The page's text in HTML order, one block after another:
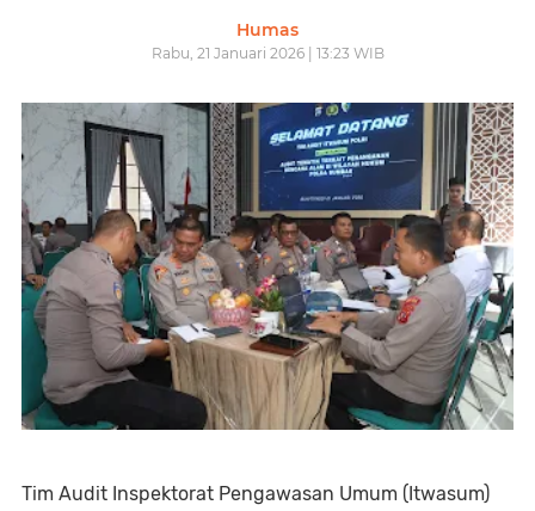
Humas
Rabu, 21 Januari 2026 | 13:23 WIB
Tim Audit Inspektorat Pengawasan Umum (Itwasum)